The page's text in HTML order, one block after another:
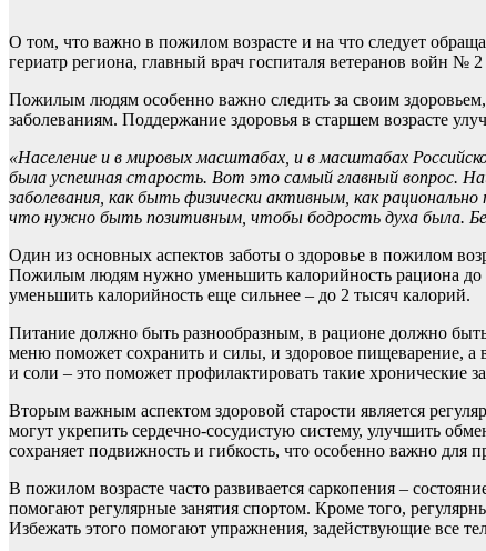
О том, что важно в пожилом возрасте и на что следует
гериатр региона, главный врач госпиталя ветеранов войн №
Пожилым людям особенно важно следить за своим
заболеваниям. Поддержание здоровья в старшем возрасте
«Население и в мировых масштабах, и в масштабах
была успешная старость. Вот это самый главный вопрос.
заболевания, как быть физически активным, как
что нужно быть позитивным, чтобы бодрость духа была.
Один из основных аспектов заботы о здоровье в пожилом
Пожилым людям нужно уменьшить калорийность рациона до
уменьшить калорийность еще сильнее – до 2 тысяч калорий.
Питание должно быть разнообразным, в рационе должно
меню поможет сохранить и силы, и здоровое пищеварение, а
и соли – это поможет профилактировать такие хронические
Вторым важным аспектом здоровой старости является
могут укрепить сердечно-сосудистую систему, улучшить
сохраняет подвижность и гибкость, что особенно важно для
В пожилом возрасте часто развивается саркопения –
помогают регулярные занятия спортом. Кроме того,
Избежать этого помогают упражнения, задействующие все